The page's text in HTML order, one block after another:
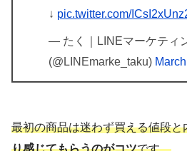
↓ pic.twitter.com/
— たく｜LINEマーケティ
(@LINEmarke_taku)
最初の商品は迷わず買える値段と
り感じてもらうのがコツです。